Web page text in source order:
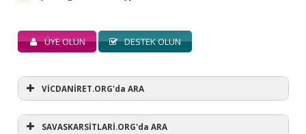
ÜYE OLUN DESTEK OLUN
VİCDANİRET.ORG'da ARA
SAVASKARSİTLARİ.ORG'da ARA